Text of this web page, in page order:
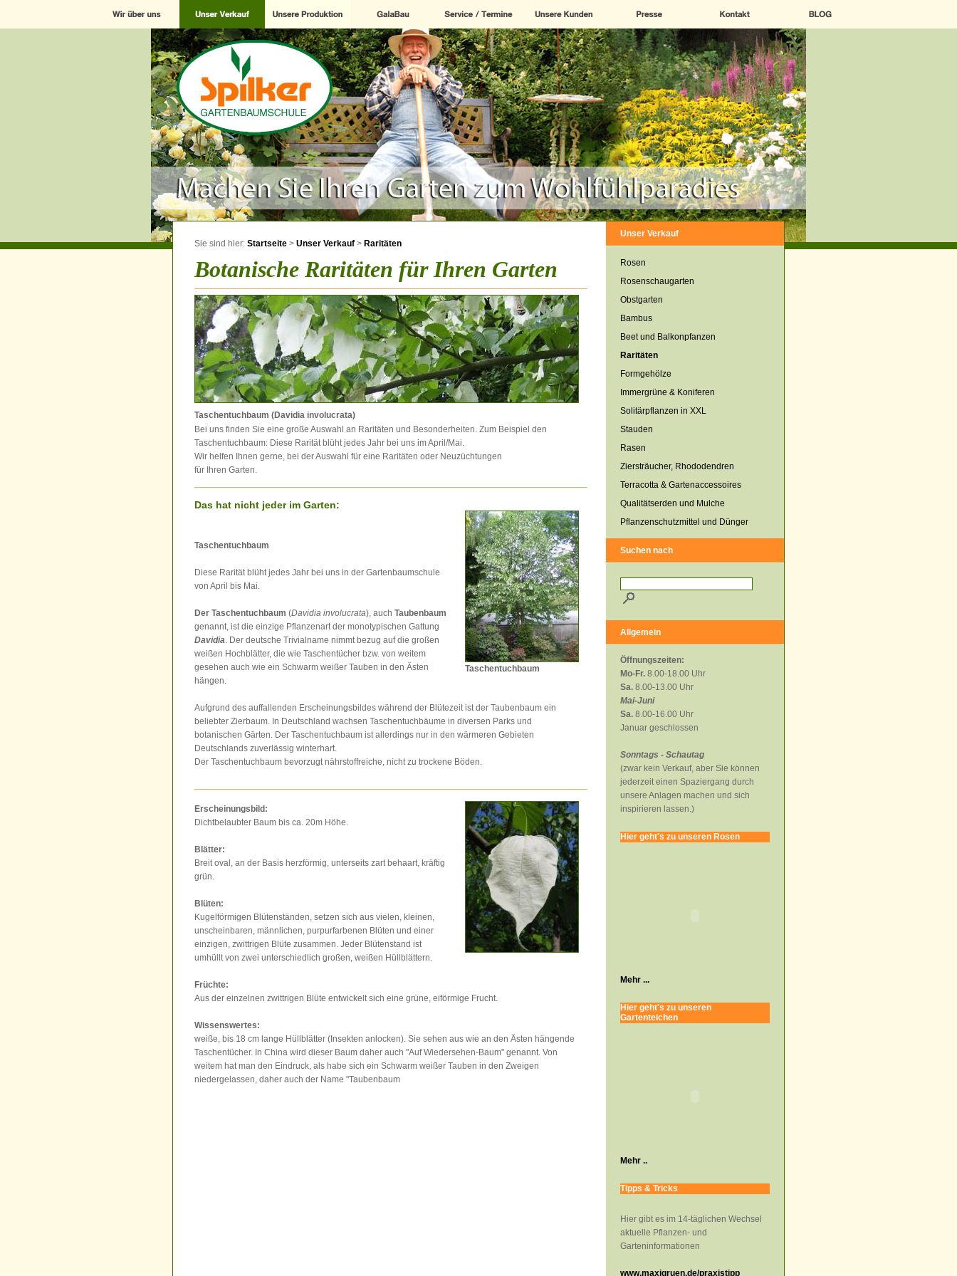
Sie sind hier: Startseite > Unser Verkauf > Raritäten
Botanische Raritäten für Ihren Garten
Taschentuchbaum (Davidia involucrata)
Bei uns finden Sie eine große Auswahl an Raritäten und Besonderheiten. Zum Beispiel den
Taschentuchbaum: Diese Rarität blüht jedes Jahr bei uns im April/Mai.
Wir helfen Ihnen gerne, bei der Auswahl für eine Raritäten oder Neuzüchtungen
für Ihren Garten.
Das hat nicht jeder im Garten:
Taschentuchbaum
Taschentuchbaum
Diese Rarität blüht jedes Jahr bei uns in der Gartenbaumschule
von April bis Mai.
Der Taschentuchbaum (Davidia involucrata), auch Taubenbaum
genannt, ist die einzige Pflanzenart der monotypischen Gattung
Davidia. Der deutsche Trivialname nimmt bezug auf die großen
weißen Hochblätter, die wie Taschentücher bzw. von weitem
gesehen auch wie ein Schwarm weißer Tauben in den Ästen
hängen.
Aufgrund des auffallenden Erscheinungsbildes während der Blütezeit ist der Taubenbaum ein
beliebter Zierbaum. In Deutschland wachsen Taschentuchbäume in diversen Parks und
botanischen Gärten. Der Taschentuchbaum ist allerdings nur in den wärmeren Gebieten
Deutschlands zuverlässig winterhart.
Der Taschentuchbaum bevorzugt nährstoffreiche, nicht zu trockene Böden.
Erscheinungsbild:
Dichtbelaubter Baum bis ca. 20m Höhe.
Blätter:
Breit oval, an der Basis herzförmig, unterseits zart behaart, kräftig
grün.
Blüten:
Kugelförmigen Blütenständen, setzen sich aus vielen, kleinen,
unscheinbaren, männlichen, purpurfarbenen Blüten und einer
einzigen, zwittrigen Blüte zusammen. Jeder Blütenstand ist
umhüllt von zwei unterschiedlich großen, weißen Hüllblättern.
Früchte:
Aus der einzelnen zwittrigen Blüte entwickelt sich eine grüne, eiförmige Frucht.
Wissenswertes:
weiße, bis 18 cm lange Hüllblätter (Insekten anlocken). Sie sehen aus wie an den Ästen hängende
Taschentücher. In China wird dieser Baum daher auch "Auf Wiedersehen-Baum" genannt. Von
weitem hat man den Eindruck, als habe sich ein Schwarm weißer Tauben in den Zweigen
niedergelassen, daher auch der Name "Taubenbaum
Unser Verkauf
Rosen
Rosenschaugarten
Obstgarten
Bambus
Beet und Balkonpfanzen
Raritäten
Formgehölze
Immergrüne & Koniferen
Solitärpflanzen in XXL
Stauden
Rasen
Ziersträucher, Rhododendren
Terracotta & Gartenaccessoires
Qualitätserden und Mulche
Pflanzenschutzmittel und Dünger
Suchen nach
Allgemein
Öffnungszeiten:
Mo-Fr. 8.00-18.00 Uhr
Sa. 8.00-13.00 Uhr
Mai-Juni
Sa. 8.00-16.00 Uhr
Januar geschlossen
Sonntags - Schautag
(zwar kein Verkauf, aber Sie können
jederzeit einen Spaziergang durch
unsere Anlagen machen und sich
inspirieren lassen.)
Hier geht's zu unseren Rosen
Mehr ...
Hier geht's zu unseren
Gartenteichen
Mehr ..
Tipps & Tricks
Hier gibt es im 14-täglichen Wechsel
aktuelle Pflanzen- und
Garteninformationen
www.maxigruen.de/praxistipp